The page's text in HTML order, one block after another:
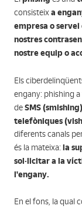
consisteixa
empresa o servei
nostres
nostre equip o
Els
engany: phishing
deSMS (smishing)
telefòniques
diferents canals
és la mateixa:la
sol·licitar a la
l'engany.
En el fons, la qual